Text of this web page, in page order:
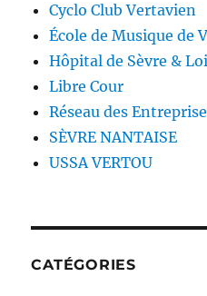
Cyclo Club Vertavien
École de Musique de
Hôpital de Sèvre &
Libre Cour
Réseau des
SÈVRE NANTAISE
USSA VERTOU
CATÉGORIES